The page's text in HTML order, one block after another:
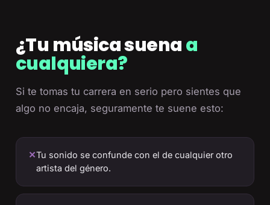
¿Tu música suenaa
cualquiera?
Si te tomas tu carrera en serio pero sientes que
algo no encaja, seguramente te suene esto:
✕Tu sonido se confunde con el de cualquier otro
artista del género.